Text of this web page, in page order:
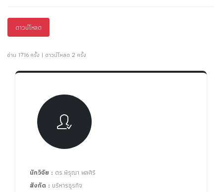
ดาวน์โหลด
อ่าน 1716 ครั้ง | ดาวน์โหลด 2 ครั้ง
นักวิจัย : ดร.พิรุณา พลศิริ
สังกัด : บริหารธุรกิจ